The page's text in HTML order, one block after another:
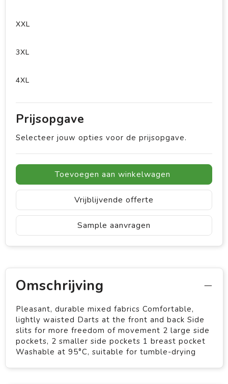
XXL
3XL
4XL
Prijsopgave
Selecteer jouw opties voor de prijsopgave.
Toevoegen aan winkelwagen
Vrijblijvende offerte
Sample aanvragen
Omschrijving
Pleasant, durable mixed fabrics Comfortable,
lightly waisted Darts at the front and back Side
slits for more freedom of movement 2 large side
pockets, 2 smaller side pockets 1 breast pocket
Washable at 95°C, suitable for tumble-drying